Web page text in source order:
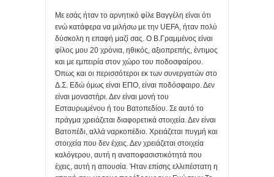
Με εσάς ήταν το αρνητικό φίλε Βαγγέλη είναι ότι
ενώ κατάφερα να μιλήσω με την UEFA, ήταν πολύ
δύσκολη η επαφή μαζί σας. Ο Β.Γραμμένος είναι
φίλος μου 20 χρόνια, ηθικός, αξιοπρεπής, έντιμος
και με εμπειρία στον χώρο του ποδοσφαίρου.
Όπως και οι περισσότεροι εκ των συνεργατών στο
Δ.Σ. Εδώ όμως είναι ΕΠΟ, είναι ποδόσφαιρο. Δεν
είναι μοναστήρι. Δεν είναι μονή του
Εσταυρωμένου ή του Βατοπεδίου. Σε αυτό το
πράγμα χρειάζεται διαφορετικά στοιχεία. Δεν είναι
Βατοπέδι, αλλά ναρκοπέδιο. Χρειάζεται πυγμή και
στοιχεία που δεν έχεις. Δεν χρειάζεται στοιχεία
καλόγερου, αυτή η αναποφασιστικότητά που
έχεις, αυτή η απουσία. Ήταν επίσης ελλιπέστατη η